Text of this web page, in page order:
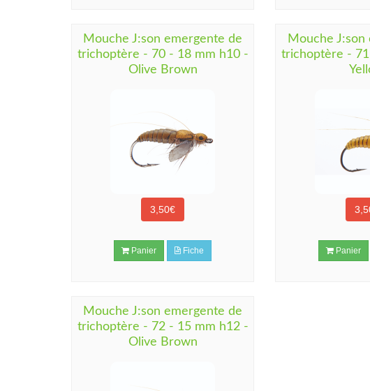
Mouche J:son emergente de
trichoptère - 70 - 18 mm h10 -
Olive Brown
3,50€
Panier Fiche
Mouche
trichoptère -
Panier
Mouche J:son emergente de
trichoptère - 72 - 15 mm h12 -
Olive Brown